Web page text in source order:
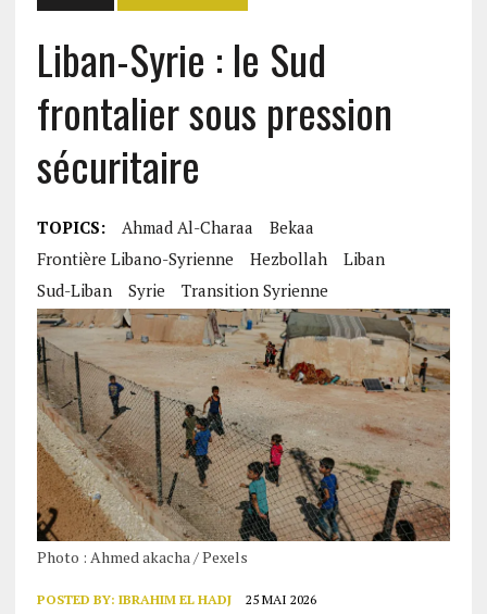
Liban-Syrie : le Sud
frontalier sous pression
sécuritaire
TOPICS: Ahmad Al-Charaa
Bekaa
Frontière Libano-Syrienne
Hezbollah
Liban
Sud-Liban
Syrie Transition Syrienne
Photo : Ahmed akacha / Pexels
POSTED BY: IBRAHIM EL HADJ 25 MAI 2026